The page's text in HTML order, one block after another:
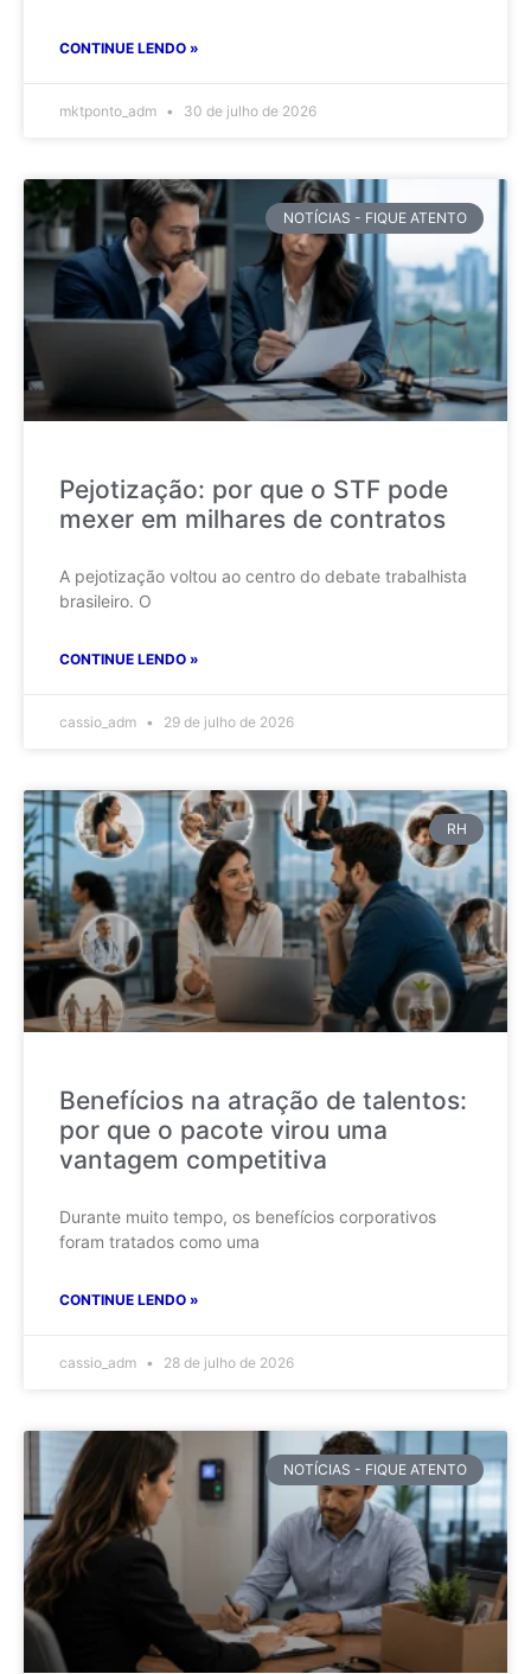
CONTINUE LENDO »
mktponto_adm 30 de julho de 2026
NOTÍCIAS - FIQUE ATENTO
Pejotização: por que o STF pode
mexer em milhares de contratos
A pejotização voltou ao centro do debate trabalhista
brasileiro. O
CONTINUE LENDO »
cassio_adm 29 de julho de 2026
RH
Benefícios na atração de talentos:
por que o pacote virou uma
vantagem competitiva
Durante muito tempo, os benefícios corporativos
foram tratados como uma
CONTINUE LENDO »
cassio_adm 28 de julho de 2026
NOTÍCIAS - FIQUE ATENTO